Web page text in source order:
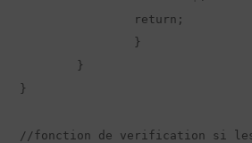
}
//fonction de verification si